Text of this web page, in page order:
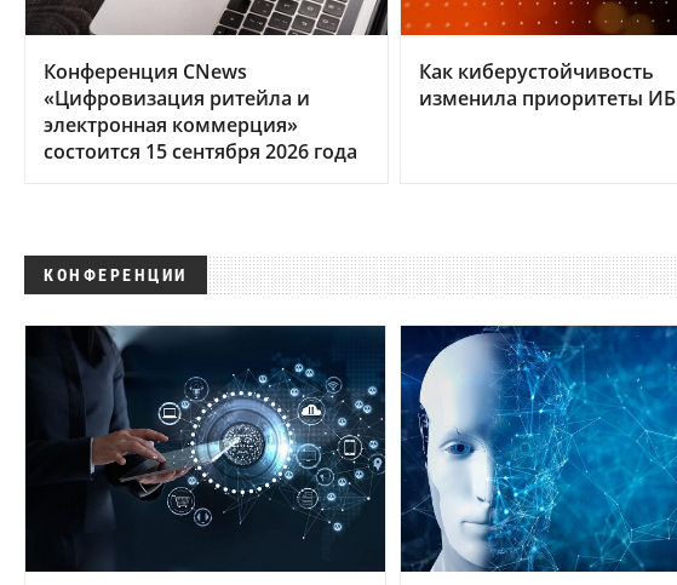
Конференция CNews
«Цифровизация ритейла и
электронная коммерция»
состоится 15 сентября 2026 года
Как киберустойчивость
изменила приоритеты ИБ
КОНФЕРЕНЦИИ